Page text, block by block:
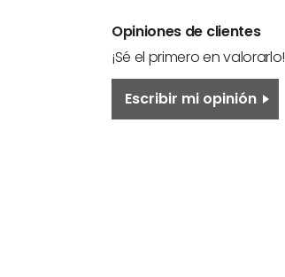
Opiniones de clientes
¡Sé el primero en valorarlo!
Escribir mi opinión